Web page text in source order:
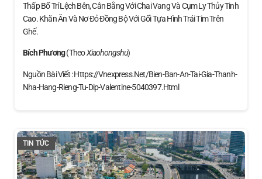
Thấp Bố Trí Lệch Bên, Cân Bằng Với Chai Vang Và Cụm Ly Thủy Tinh
Cao. Khăn Ăn Và Nơ Đỏ Đồng Bộ Với Gối Tựa Hình Trái Tim Trên
Ghế.
Bích Phương(theoXiaohongshu)
Nguồn Bài Viết : Https://vnexpress.net/bien-Ban-An-Tai-Gia-Thanh-
Nha-Hang-Rieng-Tu-Dip-Valentine-5040397.html
TIN TỨC